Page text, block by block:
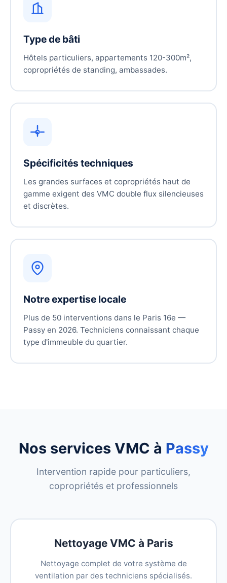
Type de bâti
Hôtels particuliers, appartements 120-300m²,
copropriétés de standing, ambassades.
Spécificités techniques
Les grandes surfaces et copropriétés haut de
gamme exigent des VMC double flux silencieuses
et discrètes.
Notre expertise locale
Plus de 50 interventions dans le Paris 16e —
Passy en 2026. Techniciens connaissant chaque
type d'immeuble du quartier.
Nos services VMC à Passy
Intervention rapide pour particuliers,
copropriétés et professionnels
Nettoyage VMC à Paris
Nettoyage complet de votre système de
ventilation par des techniciens spécialisés.